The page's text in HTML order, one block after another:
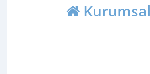
Kurumsal